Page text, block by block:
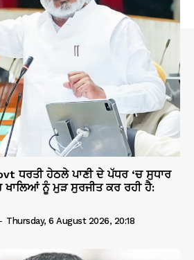
ਧਰਤੀ ਹੇਠਲੇ ਪਾਣੀ ਦੇ ਪੱਧਰ ‘ਚ ਸੁਧਾਰ
ਨੂੰ ਮੁੜ ਸੁਰਜੀਤ ਕਰ ਰਹੀ ਹੈ:
- Thursday, 6 August 2026, 20:18